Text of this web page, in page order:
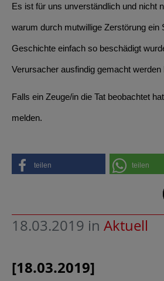
Es ist für uns unverständlich und nicht
warum durch mutwillige Zerstörung ein
Geschichte einfach so beschädigt
Verursacher ausfindig gemacht werden
Falls ein Zeuge/in die Tat beobachtet
melden.
teilen teilen
18.03.2019 in Aktuell
[18.03.2019]